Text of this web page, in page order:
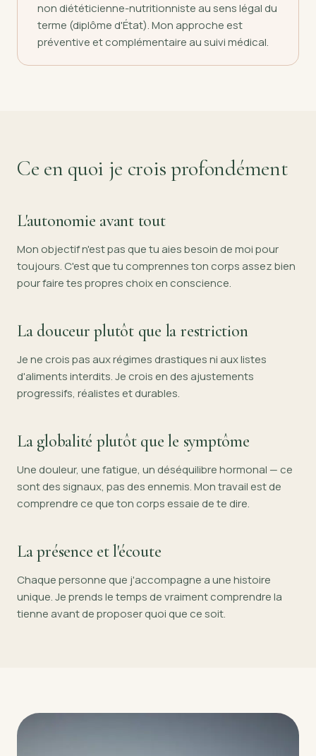
non diététicienne-nutritionniste au sens légal du
terme (diplôme d'État). Mon approche est
préventive et complémentaire au suivi médical.
Ce en quoi je crois profondément
L'autonomie avant tout
Mon objectif n'est pas que tu aies besoin de moi pour
toujours. C'est que tu comprennes ton corps assez bien
pour faire tes propres choix en conscience.
La douceur plutôt que la restriction
Je ne crois pas aux régimes drastiques ni aux listes
d'aliments interdits. Je crois en des ajustements
progressifs, réalistes et durables.
La globalité plutôt que le symptôme
Une douleur, une fatigue, un déséquilibre hormonal — ce
sont des signaux, pas des ennemis. Mon travail est de
comprendre ce que ton corps essaie de te dire.
La présence et l'écoute
Chaque personne que j'accompagne a une histoire
unique. Je prends le temps de vraiment comprendre la
tienne avant de proposer quoi que ce soit.